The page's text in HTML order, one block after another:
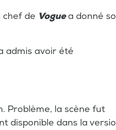
de Voguea donné
admis avoir été
Problème, la scène fut
disponible dans la